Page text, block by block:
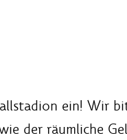
ein! Wir
der räumliche